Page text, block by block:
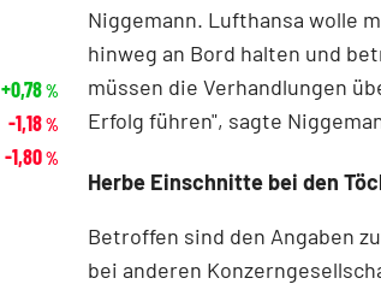
Niggemann. Lufthansa wolle
hinweg an Bord halten und
müssen die Verhandlungen
Erfolg führen", sagte
Herbe Einschnitte bei den
Betroffen sind den Angaben
bei anderen
+0,78%
-1,18%
-1,80%